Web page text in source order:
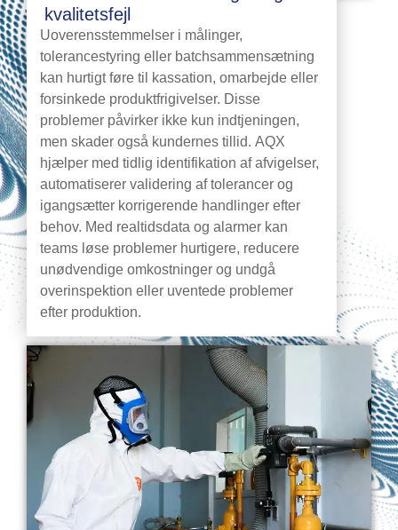
kvalitetsfejl
Uoverensstemmelser i målinger,
tolerancestyring eller batchsammensætning
kan hurtigt føre til kassation, omarbejde eller
forsinkede produktfrigivelser. Disse
problemer påvirker ikke kun indtjeningen,
men skader også kundernes tillid. AQX
hjælper med tidlig identifikation af afvigelser,
automatiserer validering af tolerancer og
igangsætter korrigerende handlinger efter
behov. Med realtidsdata og alarmer kan
teams løse problemer hurtigere, reducere
unødvendige omkostninger og undgå
overinspektion eller uventede problemer
efter produktion.